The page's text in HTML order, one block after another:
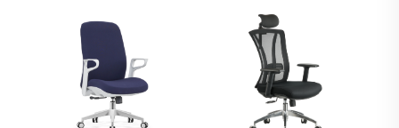
Nhân Viên Máy Tính Có
Bánh Xe